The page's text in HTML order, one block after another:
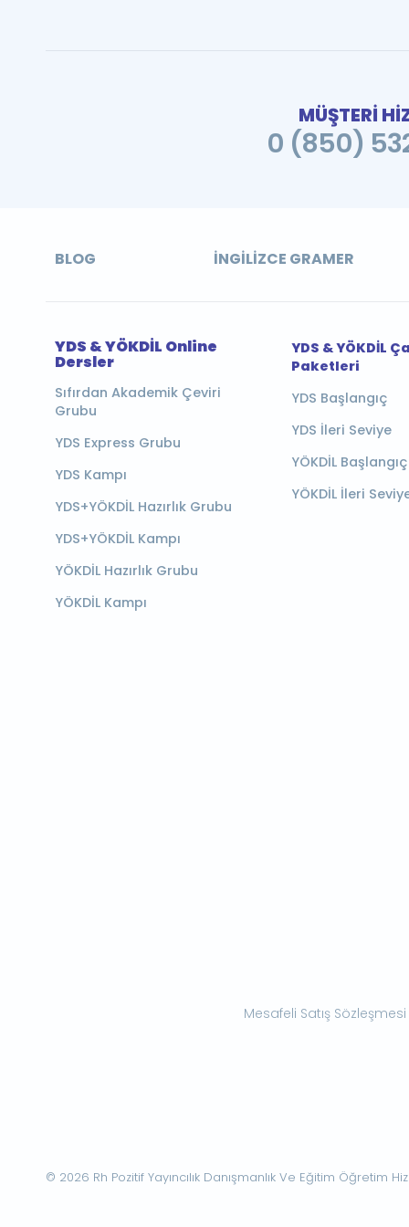
MÜŞTERİ
0 (850)
BLOG İNGILIZCE GRAMER
YDS & YÖKDİL Online
Dersler
Sıfırdan Akademik Çeviri
Grubu
YDS Express Grubu
YDS Kampı
YDS+YÖKDİL Hazırlık Grubu
YDS+YÖKDİL Kampı
YÖKDİL Hazırlık Grubu
YÖKDİL Kampı
YDS & YÖKDİL
Paketleri
YDS Başlangıç
YDS İleri Seviye
YÖKDİL Başlangıç
YÖKDİL İleri
Mesafeli Satış Sözleşmesi
© 2026 Rh Pozitif Yayıncılık Danışmanlık Ve Eğitim Öğretim